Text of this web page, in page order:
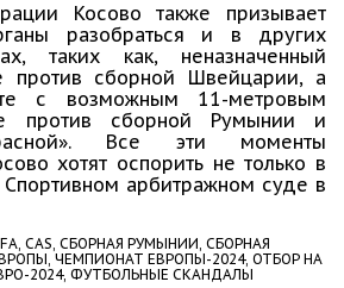
Косово также призывает
разобраться и в других
таких как, неназначенный
против сборной Швейцарии, а
с возможным 11-метровым
против сборной Румынии и
Все эти моменты
хотят оспорить не только в
арбитражном суде в
CAS, СБОРНАЯ РУМЫНИИ, СБОРНАЯ
ЧЕМПИОНАТ ЕВРОПЫ-2024, ОТБОР НА
2024, ФУТБОЛЬНЫЕ СКАНДАЛЫ